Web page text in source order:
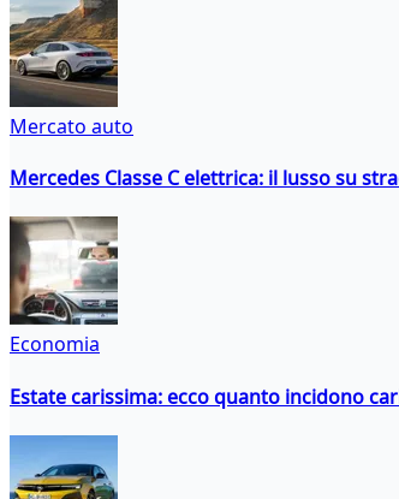
Mercato auto
Mercedes Classe C elettrica: il lusso su
Economia
Estate carissima: ecco quanto incidono